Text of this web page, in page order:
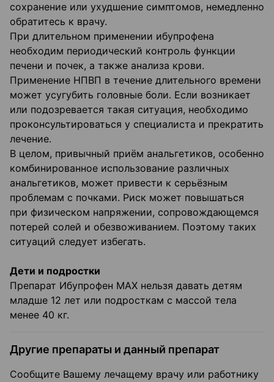
сохранение или ухудшение симптомов, немедленно
обратитесь к врачу.
При длительном применении ибупрофена
необходим периодический контроль функции
печени и почек, а также анализа крови.
Применение НПВП в течение длительного времени
может усугубить головные боли. Если возникает
или подозревается такая ситуация, необходимо
проконсультироваться у специалиста и прекратить
лечение.
В целом, привычный приём анальгетиков, особенно
комбинированное использование различных
анальгетиков, может привести к серьёзным
проблемам с почками. Риск может повышаться
при физическом напряжении, сопровождающемся
потерей солей и обезвоживанием. Поэтому таких
ситуаций следует избегать.
Дети и подростки
Препарат Ибупрофен МАХ нельзя давать детям
младше 12 лет или подросткам с массой тела
менее 40 кг.
Другие препараты и данный препарат
Сообщите Вашему лечащему врачу или работнику